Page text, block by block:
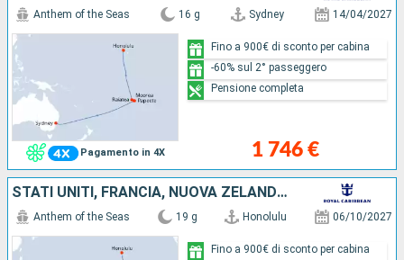
Pagamento in 4X
Anthem of the Seas 16 g Sydney 14/04/2027
1 746 €
Fino a 900€ di sconto per cabina
-60% sul 2° passeggero
Pensione completa
STATI UNITI, FRANCIA, NUOVA ZELANDA, AUSTRALIA
Anthem of the Seas 19 g Honolulu 06/10/2027
Fino a 900€ di sconto per cabina